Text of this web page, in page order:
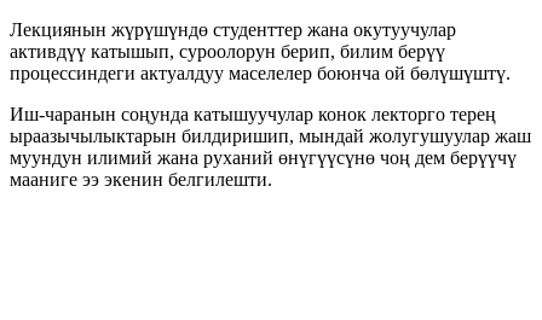
Лекциянын жүрүшүндө студенттер жана окутуучулар
активдүү катышып, суроолорун берип, билим берүү
процессиндеги актуалдуу маселелер боюнча ой бөлүшүштү.
Иш-чаранын соңунда катышуучулар конок лекторго терең
ыраазычылыктарын билдиришип, мындай жолугушуулар жаш
муундун илимий жана руханий өнүгүүсүнө чоң дем берүүчү
мааниге ээ экенин белгилешти.